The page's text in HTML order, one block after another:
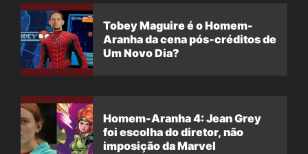
Tobey Maguire é o Homem-
Aranha da cena pós-créditos de
Um Novo Dia?
Homem-Aranha 4: Jean Grey
foi escolha do diretor, não
imposição da Marvel